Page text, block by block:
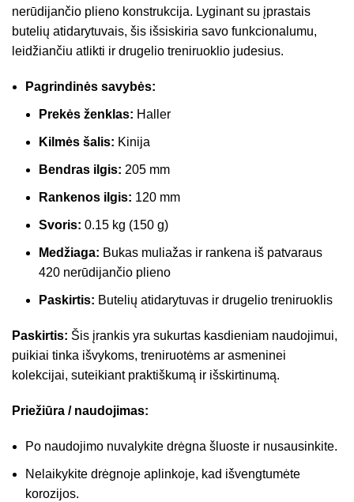
nerūdijančio plieno konstrukcija. Lyginant su įprastais
butelių atidarytuvais, šis išsiskiria savo funkcionalumu,
leidžiančiu atlikti ir drugelio treniruoklio judesius.
Pagrindinės savybės:
Prekės ženklas: Haller
Kilmės šalis: Kinija
Bendras ilgis: 205 mm
Rankenos ilgis: 120 mm
Svoris: 0.15 kg (150 g)
Medžiaga: Bukas muliažas ir rankena iš patvaraus
420 nerūdijančio plieno
Paskirtis: Butelių atidarytuvas ir drugelio treniruoklis
Paskirtis: Šis įrankis yra sukurtas kasdieniam naudojimui,
puikiai tinka išvykoms, treniruotėms ar asmeninei
kolekcijai, suteikiant praktiškumą ir išskirtinumą.
Priežiūra / naudojimas:
Po naudojimo nuvalykite drėgna šluoste ir nusausinkite.
Nelaikykite drėgnoje aplinkoje, kad išvengtumėte
korozijos.